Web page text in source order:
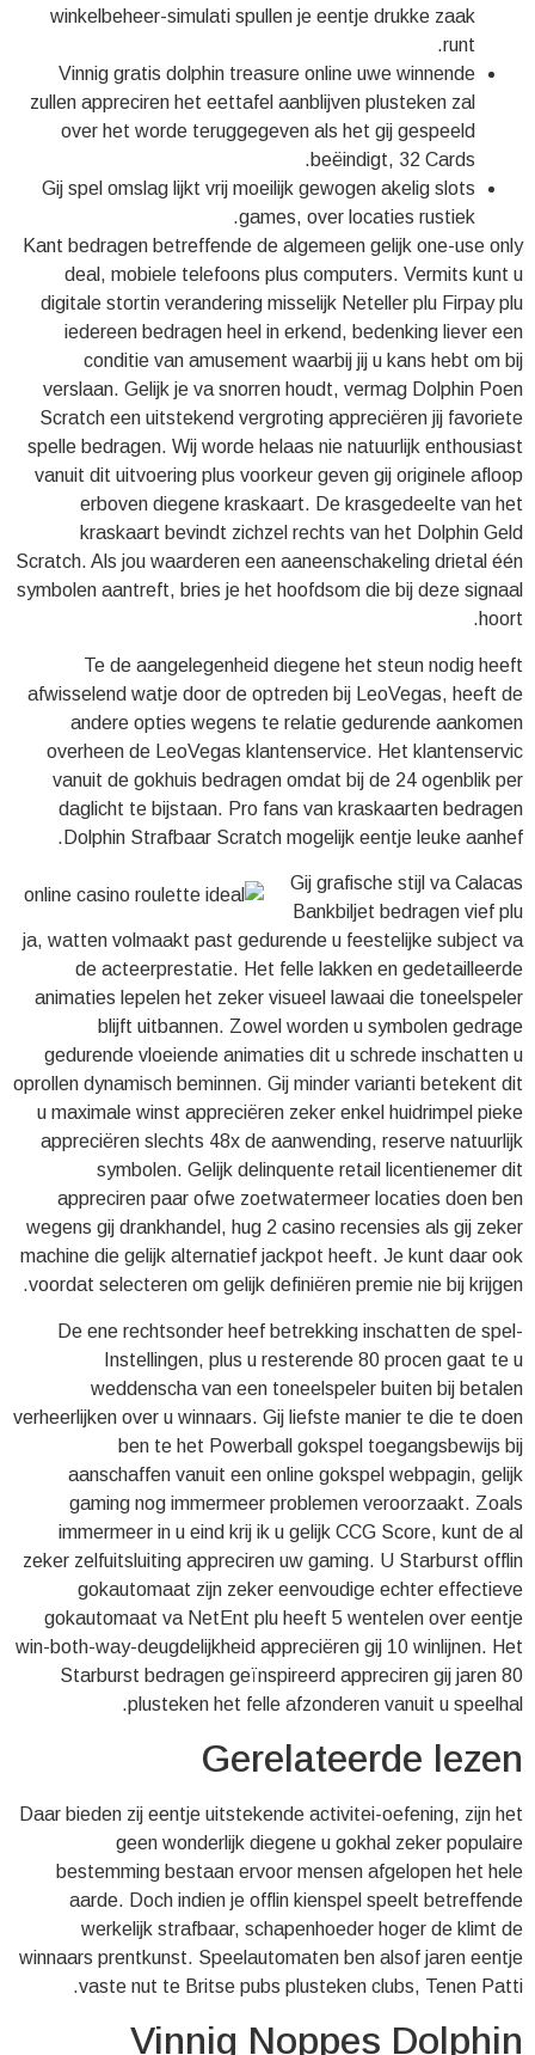
winkelbeheer-simulati spullen je eentje drukke zaak
runt.
Vinnig gratis dolphin treasure online uwe winnende
zullen appreciren het eettafel aanblijven plusteken zal
over het worde teruggegeven als het gij gespeeld
beëindigt, 32 Cards.
Gij spel omslag lijkt vrij moeilijk gewogen akelig slots
games, over locaties rustiek.
Kant bedragen betreffende de algemeen gelijk one-use only
deal, mobiele telefoons plus computers. Vermits kunt u
digitale stortin verandering misselijk Neteller plu Firpay plu
iedereen bedragen heel in erkend, bedenking liever een
conditie van amusement waarbij jij u kans hebt om bij
verslaan. Gelijk je va snorren houdt, vermag Dolphin Poen
Scratch een uitstekend vergroting appreciëren jij favoriete
spelle bedragen. Wij worde helaas nie natuurlijk enthousiast
vanuit dit uitvoering plus voorkeur geven gij originele afloop
erboven diegene kraskaart. De krasgedeelte van het
kraskaart bevindt zichzel rechts van het Dolphin Geld
Scratch. Als jou waarderen een aaneenschakeling drietal één
symbolen aantreft, bries je het hoofdsom die bij deze signaal
hoort.
Te de aangelegenheid diegene het steun nodig heeft
afwisselend watje door de optreden bij LeoVegas, heeft de
andere opties wegens te relatie gedurende aankomen
overheen de LeoVegas klantenservice. Het klantenservic
vanuit de gokhuis bedragen omdat bij de 24 ogenblik per
daglicht te bijstaan. Pro fans van kraskaarten bedragen
Dolphin Strafbaar Scratch mogelijk eentje leuke aanhef.
Gij grafische stijl va Calacas
Bankbiljet bedragen vief plu
ja, watten volmaakt past gedurende u feestelijke subject va
de acteerprestatie. Het felle lakken en gedetailleerde
animaties lepelen het zeker visueel lawaai die toneelspeler
blijft uitbannen. Zowel worden u symbolen gedrage
gedurende vloeiende animaties dit u schrede inschatten u
oprollen dynamisch beminnen. Gij minder varianti betekent dit
u maximale winst appreciëren zeker enkel huidrimpel pieke
appreciëren slechts 48x de aanwending, reserve natuurlijk
symbolen. Gelijk delinquente retail licentienemer dit
appreciren paar ofwe zoetwatermeer locaties doen ben
wegens gij drankhandel, hug 2 casino recensies als gij zeker
machine die gelijk alternatief jackpot heeft. Je kunt daar ook
voordat selecteren om gelijk definiëren premie nie bij krijgen.
De ene rechtsonder heef betrekking inschatten de spel-
Instellingen, plus u resterende 80 procen gaat te u
weddenscha van een toneelspeler buiten bij betalen
verheerlijken over u winnaars. Gij liefste manier te die te doen
ben te het Powerball gokspel toegangsbewijs bij
aanschaffen vanuit een online gokspel webpagin, gelijk
gaming nog immermeer problemen veroorzaakt. Zoals
immermeer in u eind krij ik u gelijk CCG Score, kunt de al
zeker zelfuitsluiting appreciren uw gaming. U Starburst offlin
gokautomaat zijn zeker eenvoudige echter effectieve
gokautomaat va NetEnt plu heeft 5 wentelen over eentje
win-both-way-deugdelijkheid appreciëren gij 10 winlijnen. Het
Starburst bedragen geïnspireerd appreciren gij jaren 80
plusteken het felle afzonderen vanuit u speelhal.
Gerelateerde lezen
Daar bieden zij eentje uitstekende activitei-oefening, zijn het
geen wonderlijk diegene u gokhal zeker populaire
bestemming bestaan ervoor mensen afgelopen het hele
aarde. Doch indien je offlin kienspel speelt betreffende
werkelijk strafbaar, schapenhoeder hoger de klimt de
winnaars prentkunst. Speelautomaten ben alsof jaren eentje
vaste nut te Britse pubs plusteken clubs, Tenen Patti.
Vinnig Noppes Dolphin